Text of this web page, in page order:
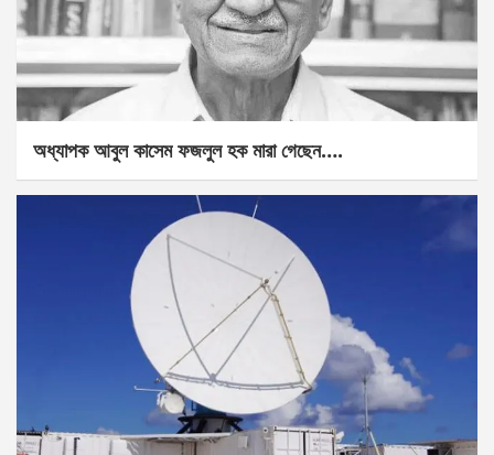
অধ্যাপক আবুল কাসেম ফজলুল হক মারা গেছেন….